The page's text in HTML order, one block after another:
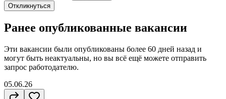
Откликнуться
Ранее опубликованные вакансии
Эти вакансии были опубликованы более 60 дней назад и
могут быть неактуальны, но вы всё ещё можете отправить
запрос работодателю.
05.06.26